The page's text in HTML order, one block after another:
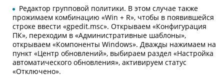
Редактор групповой политики. В этом случае также
прожимаем комбинацию «Win + R», чтобы в появившейся
строке ввести «gpedit.msc». Открываем «Конфигурация
ПК», переходим в «Административные шаблоны»,
открываем «Компоненты Windows». Дважды нажимаем на
пункт «Центр обновлений», выбираем раздел «Настройка
автоматического обновления», активируем статус
«Отключено».